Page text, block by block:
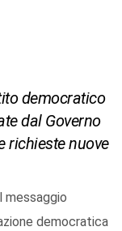
democratico
dal Governo
richieste nuove
messaggio
democratica